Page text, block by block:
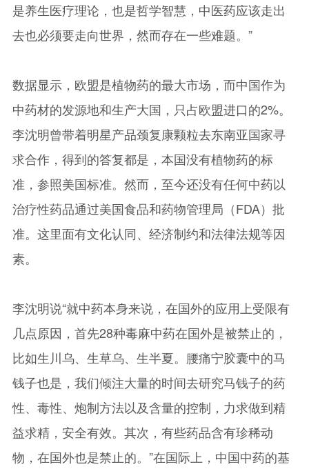
是养生医疗理论，也是哲学智慧，中医药应该走出
去也必须要走向世界，然而存在一些难题。”
数据显示，欧盟是植物药的最大市场，而中国作为
中药材的发源地和生产大国，只占欧盟进口的2%。
李沈明曾带着明星产品颈复康颗粒去东南亚国家寻
求合作，得到的答复都是，本国没有植物药的标
准，参照美国标准。然而，至今还没有任何中药以
治疗性药品通过美国食品和药物管理局（FDA）批
准。这里面有文化认同、经济制约和法律法规等因
素。
李沈明说“就中药本身来说，在国外的应用上受限有
几点原因，首先28种毒麻中药在国外是被禁止的，
比如生川乌、生草乌、生半夏。腰痛宁胶囊中的马
钱子也是，我们倾注大量的时间去研究马钱子的药
性、毒性、炮制方法以及含量的控制，力求做到精
益求精，安全有效。其次，有些药品含有珍稀动
物，在国外也是禁止的。”在国际上，中国中药的基